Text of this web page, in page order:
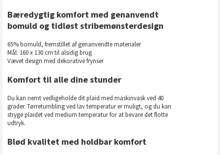
Bæredygtig komfort med genanvendt
bomuld og tidløst stribemønsterdesign
65% bomuld, fremstillet af genanvendte materialer
Mål: 160 x 130 cm til alsidig brug
Vævet design med dekorative frynser
Komfort til alle dine stunder
Du kan nemt vedligeholde dit plaid med maskinvask ved 40
grader. Tørretumbling ved lav temperatur er muligt, og du kan
stryge plaidet ved medium temperatur for at bevare det flotte
udtryk.
Blød kvalitet med holdbar komfort